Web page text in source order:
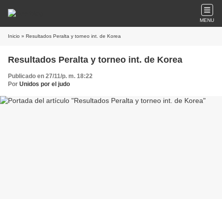
MENU
Inicio » Resultados Peralta y torneo int. de Korea
Resultados Peralta y torneo int. de Korea
Publicado en 27/11/p. m. 18:22
Por Unidos por el judo